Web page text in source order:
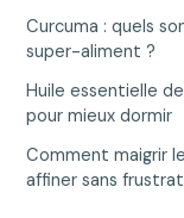
Curcuma : quels
super-aliment ?
Huile essentielle
pour mieux dormir
Comment maigrir
affiner sans